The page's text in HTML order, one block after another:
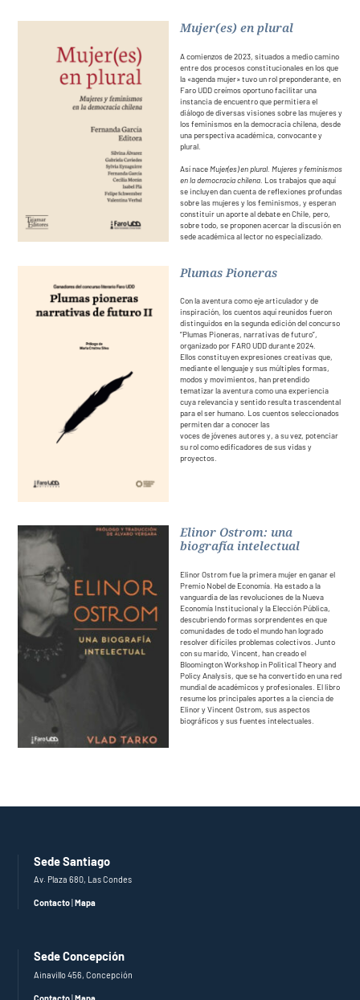
Mujer(es) en plural
A comienzos de 2023, situados a medio camino
entre dos procesos constitucionales en los que
la «agenda mujer» tuvo un rol preponderante, en
Faro UDD creímos oportuno facilitar una
instancia de encuentro que permitiera el
diálogo de diversas visiones sobre las mujeres y
los feminismos en la democracia chilena, desde
una perspectiva académica, convocante y
plural.
Así naceMujer(es) en plural. Mujeres y feminismos
en la democracia chilena. Los trabajos que aquí
se incluyen dan cuenta de reflexiones profundas
sobre las mujeres y los feminismos, y esperan
constituir un aporte al debate en Chile, pero,
sobre todo, se proponen acercar la discusión en
sede académica al lector no especializado.
Plumas Pioneras
Con la aventura como eje articulador y de
inspiración, los cuentos aquí reunidos fueron
distinguidos en la segunda edición del concurso
“Plumas Pioneras, narrativas de futuro”,
organizado por FARO UDD durante 2024.
Ellos constituyen expresiones creativas que,
mediante el lenguaje y sus múltiples formas,
modos y movimientos, han pretendido
tematizar la aventura como una experiencia
cuya relevancia y sentido resulta trascendental
para el ser humano. Los cuentos seleccionados
permiten dar a conocer las
voces de jóvenes autores y, a su vez, potenciar
su rol como edificadores de sus vidas y
proyectos.
Elinor Ostrom: una
biografía intelectual
Elinor Ostrom fue la primera mujer en ganar el
Premio Nobel de Economía. Ha estado a la
vanguardia de las revoluciones de la Nueva
Economía Institucional y la Elección Pública,
descubriendo formas sorprendentes en que
comunidades de todo el mundo han logrado
resolver difíciles problemas colectivos. Junto
con su marido, Vincent, han creado el
Bloomington Workshop in Political Theory and
Policy Analysis, que se ha convertido en una red
mundial de académicos y profesionales. El libro
resume los principales aportes a la ciencia de
Elinor y Vincent Ostrom, sus aspectos
biográficos y sus fuentes intelectuales.
Sede Santiago
Av. Plaza 680, Las Condes
Contacto |Mapa
Sede Concepción
Ainavillo 456, Concepción
Contacto|Mapa